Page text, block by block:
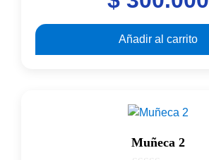
u
o
5
Añadir al carrito
Muñeca 2